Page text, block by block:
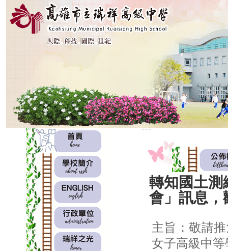
::: :::
轉知國土測
會」訊息，
主旨：敬請
女子高級中